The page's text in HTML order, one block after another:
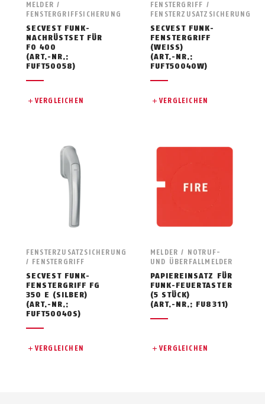
MELDER /
FENSTERGRIFFSICHERUNG
SECVEST FUNK-
NACHRÜSTSET FÜR
FO 400
(ART.-NR.:
FUFT50058)
VERGLEICHEN
FENSTERGRIFF /
FENSTERZUSATZSICHERUNG
SECVEST FUNK-
FENSTERGRIFF
(WEISS)
(ART.-NR.:
FUFT50040W)
VERGLEICHEN
FENSTERZUSATZSICHERUNG
/ FENSTERGRIFF
SECVEST FUNK-
FENSTERGRIFF FG
350 E (SILBER)
(ART.-NR.:
FUFT50040S)
VERGLEICHEN
MELDER / NOTRUF-
UND ÜBERFALLMELDER
PAPIEREINSATZ FÜR
FUNK-FEUERTASTER
(5 STÜCK)
(ART.-NR.: FU8311)
VERGLEICHEN